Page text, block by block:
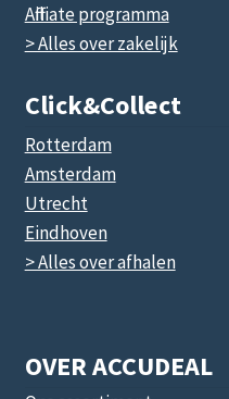
Affiliate programma
> Alles over zakelijk
Click&collect
Rotterdam
Amsterdam
Utrecht
Eindhoven
> Alles over afhalen
OVER ACCUDEAL